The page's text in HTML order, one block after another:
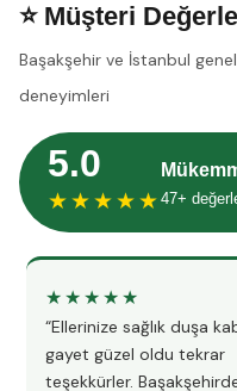
⭐ Müşteri
Başakşehir ve İstanbul
deneyimleri
5.0
★★★★★ 47+
★★★★★
“Ellerinize sağlık duşa
gayet güzel oldu tekrar
teşekkürler.